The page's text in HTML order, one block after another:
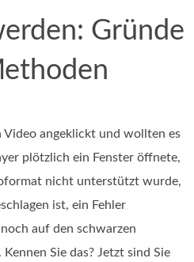
Gründe
angeklickt und wollten es
plötzlich ein Fenster öffnete,
nicht unterstützt wurde,
ist, ein Fehler
auf den schwarzen
Sie das? Jetzt sind Sie